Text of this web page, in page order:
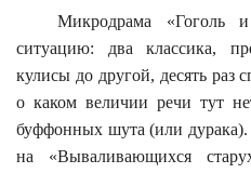
Микродрама «Гоголь
ситуацию: два классика,
кулисы до другой, десять раз
о каком величии речи тут
буффонных шута (или
на «Вываливающихся